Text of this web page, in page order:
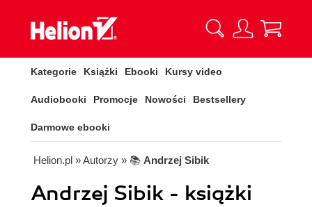
Kategorie Książki Ebooki Kursy video
Audiobooki Promocje Nowości Bestsellery
Darmowe ebooki
Helion.pl » Autorzy » 📚 Andrzej Sibik
Andrzej Sibik - książki